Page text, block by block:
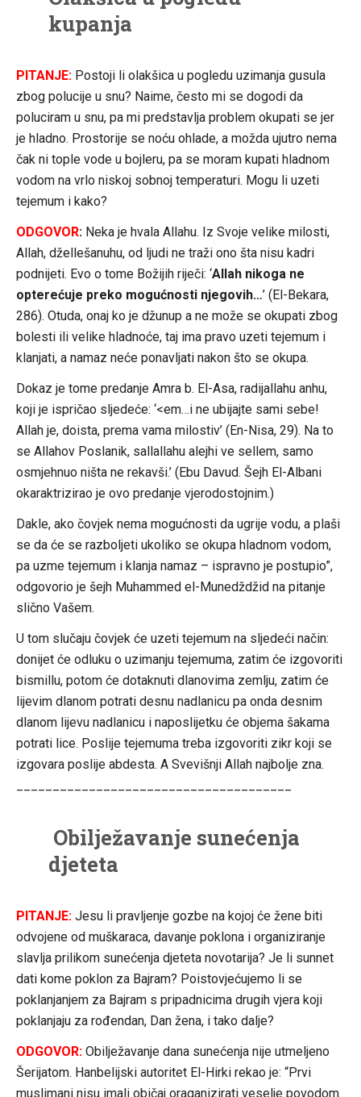
kupanja
PITANJE: Postoji li olakšica u pogledu uzimanja gusula
zbog polucije u snu? Naime, često mi se dogodi da
poluciram u snu, pa mi predstavlja problem okupati se jer
je hladno. Prostorije se noću ohlade, a možda ujutro nema
čak ni tople vode u bojleru, pa se moram kupati hladnom
vodom na vrlo niskoj sobnoj temperaturi. Mogu li uzeti
tejemum i kako?
ODGOVOR: Neka je hvala Allahu. Iz Svoje velike milosti,
Allah, džellešanuhu, od ljudi ne traži ono šta nisu kadri
podnijeti. Evo o tome Božijih riječi: ‘Allah nikoga ne
opterećuje preko mogućnosti njegovih…’ (El-Bekara,
286). Otuda, onaj ko je džunup a ne može se okupati zbog
bolesti ili velike hladnoće, taj ima pravo uzeti tejemum i
klanjati, a namaz neće ponavljati nakon što se okupa.
Dokaz je tome predanje Amra b. El-Asa, radijallahu anhu,
koji je ispričao sljedeće: ‘<em…i ne ubijajte sami sebe!
Allah je, doista, prema vama milostiv’ (En-Nisa, 29). Na to
se Allahov Poslanik, sallallahu alejhi ve sellem, samo
osmjehnuo ništa ne rekavši.’ (Ebu Davud. Šejh El-Albani
okaraktrizirao je ovo predanje vjerodostojnim.)
Dakle, ako čovjek nema mogućnosti da ugrije vodu, a plaši
se da će se razboljeti ukoliko se okupa hladnom vodom,
pa uzme tejemum i klanja namaz – ispravno je postupio”,
odgovorio je šejh Muhammed el-Munedždžid na pitanje
slično Vašem.
U tom slučaju čovjek će uzeti tejemum na sljedeći način:
donijet će odluku o uzimanju tejemuma, zatim će izgovoriti
bismillu, potom će dotaknuti dlanovima zemlju, zatim će
lijevim dlanom potrati desnu nadlanicu pa onda desnim
dlanom lijevu nadlanicu i naposlijetku će objema šakama
potrati lice. Poslije tejemuma treba izgovoriti zikr koji se
izgovara poslije abdesta. A Svevišnji Allah najbolje zna.
Obilježavanje sunećenja
djeteta
PITANJE: Jesu li pravljenje gozbe na kojoj će žene biti
odvojene od muškaraca, davanje poklona i organiziranje
slavlja prilikom sunećenja djeteta novotarija? Je li sunnet
dati kome poklon za Bajram? Poistovjećujemo li se
poklanjanjem za Bajram s pripadnicima drugih vjera koji
poklanjaju za rođendan, Dan žena, i tako dalje?
ODGOVOR: Obilježavanje dana sunećenja nije utmeljeno
Šerijatom. Hanbelijski autoritet El-Hirki rekao je: “Prvi
muslimani nisu imali običaj oraganizirati veselje povodom